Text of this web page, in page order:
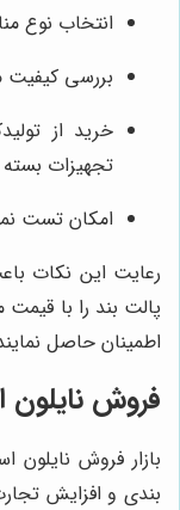
انتخاب نوع
بررسی کیفیت
خرید از
تجهیزات
امکان تست
رعایت این نکات
پالت بند را با
اطمینان حاصل
فروش نایلون
بازار فروش نایلون
بندی و افزایش